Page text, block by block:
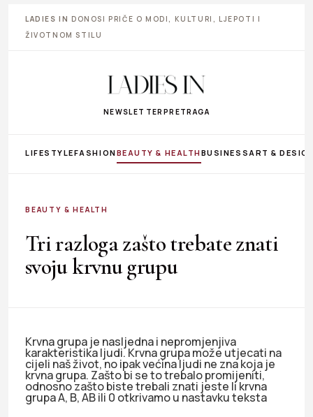
LADIES IN DONOSI PRIČE O MODI, KULTURI, LJEPOTI I
ŽIVOTNOM STILU
NEWSLETTER PRETRAGA
LIFESTYLEFASHIONBEAUTY & HEALTHBUSINESS ART &
BEAUTY & HEALTH
Tri razloga zašto trebate znati
svoju krvnu grupu
Krvna grupa je nasljedna i nepromjenjiva
karakteristika ljudi. Krvna grupa može utjecati na
cijeli naš život, no ipak većina ljudi ne zna koja je
krvna grupa. Zašto bi se to trebalo promijeniti,
odnosno zašto biste trebali znati jeste li krvna
grupa A, B, AB ili 0 otkrivamo u nastavku teksta